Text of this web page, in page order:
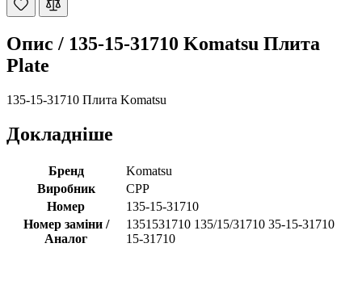
Опис / 135-15-31710 Komatsu Плита
Plate
135-15-31710 Плита Komatsu
Докладніше
Бренд
Komatsu
Виробник
CPP
Номер
135-15-31710
Номер заміни /
Аналог
1351531710 135/15/31710 35-15-31710
15-31710